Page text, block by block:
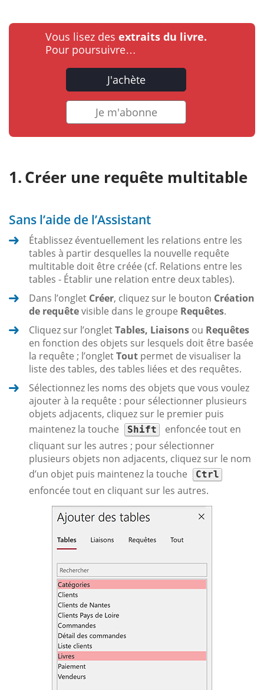
Vous lisez des extraits du livre.
Pour poursuivre…
J'achète
Je m'abonne
Créer une requête multitable
Sans l’aide de l’Assistant
Établissez éventuellement les relations entre les
tables à partir desquelles la nouvelle requête
multitable doit être créée (cf. Relations entre les
tables - Établir une relation entre deux tables).
Dans l’onglet Créer, cliquez sur le bouton Création
de requêtevisible dans le groupe Requêtes.
Cliquez sur l’ongletTables, Liaisons ou Requêtes
en fonction des objets sur lesquels doit être basée
la requête ; l’ongletTout permet de visualiser la
liste des tables, des tables liées et des requêtes.
Sélectionnez les noms des objets que vous voulez
ajouter à la requête : pour sélectionner plusieurs
objets adjacents, cliquez sur le premier puis
maintenez la touche
Shift
enfoncée tout en
cliquant sur les autres ; pour sélectionner
plusieurs objets non adjacents, cliquez sur le nom
d’un objet puis maintenez la touche
Ctrl
enfoncée tout en cliquant sur les autres.